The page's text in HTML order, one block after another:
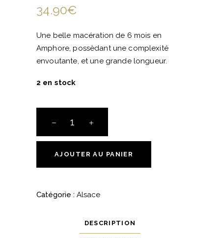
34.90€
Une belle macération de 6 mois en
Amphore, possèdant une complexité
envoutante, et une grande longueur.
2 en stock
Instant
sur
-
AJOUTER AU PANIER
Catégorie : Alsace
DESCRIPTION